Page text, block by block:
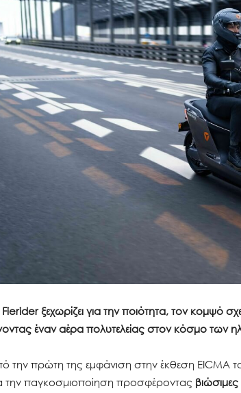
ξεχωρίζει για την ποιότητα, τον κομψό
έναν αέρα πολυτελείας στον κόσμο των
την πρώτη της εμφάνιση στην έκθεση EICMA
την παγκοσμιοποίηση προσφέροντας